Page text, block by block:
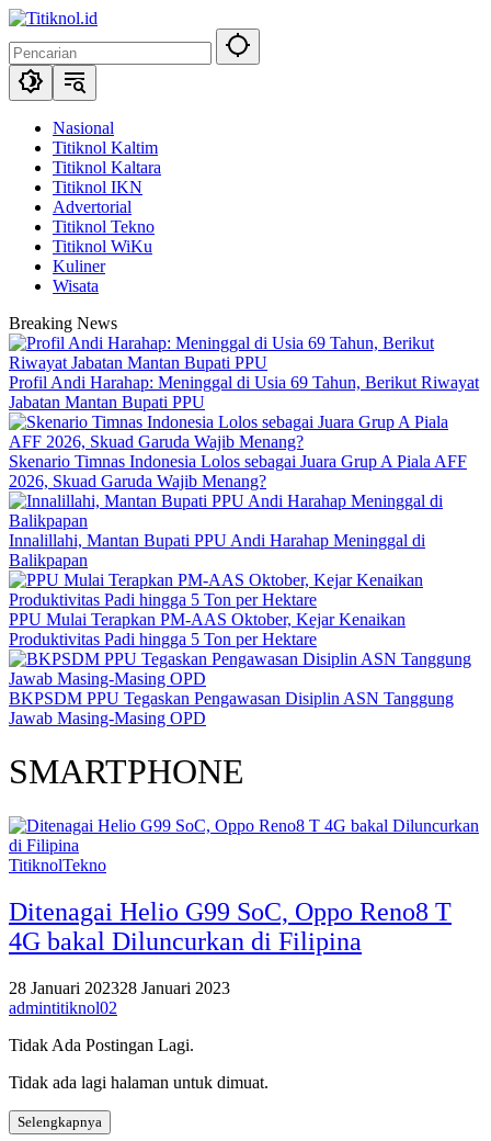
Langsung
konten
Nasional
Titiknol Kaltim
Titiknol Kaltara
Titiknol IKN
Advertorial
Titiknol Tekno
Titiknol WiKu
Kuliner
Wisata
Breaking News
Profil Andi Harahap: Meninggal di Usia 69 Tahun, Berikut Riwayat
Jabatan Mantan Bupati PPU
Skenario Timnas Indonesia Lolos sebagai Juara Grup A Piala AFF
2026, Skuad Garuda Wajib Menang?
Innalillahi, Mantan Bupati PPU Andi Harahap Meninggal di
Balikpapan
PPU Mulai Terapkan PM-AAS Oktober, Kejar Kenaikan
Produktivitas Padi hingga 5 Ton per Hektare
BKPSDM PPU Tegaskan Pengawasan Disiplin ASN Tanggung
Jawab Masing-Masing OPD
SMARTPHONE
TitiknolTekno
Ditenagai Helio G99 SoC, Oppo Reno8 T
4G bakal Diluncurkan di Filipina
28 Januari 202328 Januari 2023
admintitiknol02
Tidak Ada Postingan Lagi.
Tidak ada lagi halaman untuk dimuat.
Selengkapnya